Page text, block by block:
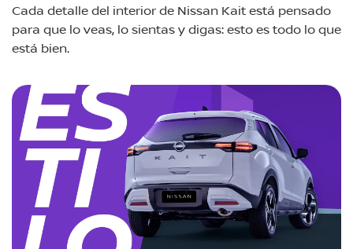
Cada detalle del interior de Nissan Kait está pensado
para que lo veas, lo sientas y digas: esto es todo lo que
está bien.